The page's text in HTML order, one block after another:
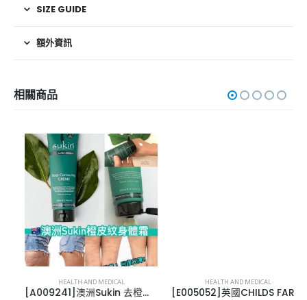
SIZE GUIDE
額外資訊
相關商品
HEALTH AND MEDICAL
[A009241]澳洲Sukin 去橙皮紋身體霜200ml
HEALTH AND MEDICAL
[E005052]英國CHILDS FARM HAIR & BODY WASH